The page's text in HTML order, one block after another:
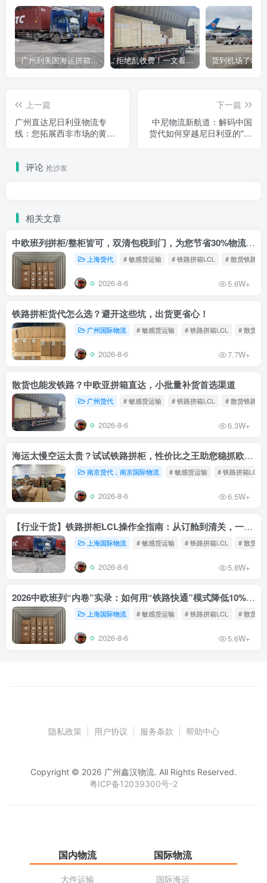
广州到美国海运拼箱多少钱？2024年最新运费构成+隐藏费用避坑指南 拒绝乱收费！一文看懂中国货代计费套路，教你避开所有隐形坑
上一篇
广州直达尼日利亚物流专
线：您拓展西非市场的黄金
下一篇
中尼物流新航道：解码中国
货代如何穿越尼日利亚的"物
评论 抢沙发
相关文章
中欧班列拼柜/整柜皆可，双清包税到门，为您节省30%物流成本！
上海货代 # 敏感货运输 # 铁路拼箱LCL # 散货铁路
2026-8-6 5.6W+
铁路拼柜货代怎么选？避开这些坑，出货更省心！
广州国际物流 # 敏感货运输 # 铁路拼箱LCL # 散货铁
2026-8-6 7.7W+
散货也能发铁路？中欧亚拼箱直达，小批量补货首选渠道
广州货代 # 敏感货运输 # 铁路拼箱LCL # 散货铁路
2026-8-6 6.3W+
海运太慢空运太贵？试试铁路拼柜，性价比之王助您稳抓欧洲市场
南京货代，南京国际物流 # 敏感货运输 # 铁路拼箱LCL
2026-8-6 6.5W+
【行业干货】铁路拼柜LCL操作全指南：从订舱到清关，一文读懂
上海国际物流 # 敏感货运输 # 铁路拼箱LCL # 散货铁
2026-8-6 5.8W+
2026中欧班列“内卷”实录：如何用“铁路快通”模式降低10%物流成本？
上海国际物流 # 敏感货运输 # 铁路拼箱LCL # 散货铁
2026-8-6 5.6W+
隐私政策 用户协议 服务条款 帮助中心
Copyright © 2026 广州鑫汉物流. All Rights Reserved.
粤ICP备12039300号-2
国内物流
大件运输
国际物流
国际海运